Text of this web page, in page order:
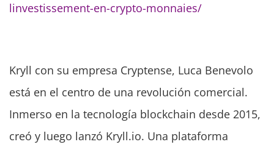
linvestissement-en-crypto-monnaies/
Kryll con su empresa Cryptense, Luca Benevolo
está en el centro de una revolución comercial.
Inmerso en la tecnología blockchain desde 2015,
creó y luego lanzó Kryll.io. Una plataforma